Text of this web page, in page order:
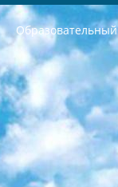
РЕСПУБЛИКА УЗБЕКИСТАН МИНИСТРЕРСТВО ДОШКОЛЬНОГО И ШКОЛЬНОГО ОБРАЗОВАНИЯ КОМАНДА в общеобразовательных учреждениях в 2023-2024 учебном году организация и проведение итоговой государственной аттестации обучающихся о Министра дошкольного и школьного образования Республики Узбекистан от 4 марта 2008 года (постановлением Минюста от 20 марта 2008 года № 1778 государственной регистрации) «Итоговое состояние учащихся общего среднего образования на основании положения об утверждении положения об аттестации общего среднего образования выпускной экзамен студентов в образовательных учреждениях в 2023-2024 учебном году В целях организации и прохождения аттестации приказываю: 1. Следующее: перечень предметов, по которым будет проводиться итоговая государственная аттестация и экзамен формы перевода согласно приложению 1; сертификаты международного образца, оценивающие уровень владения иностранными языками перечень согласно приложению 2; 2. Педагогический при специализированных образовательных учреждениях. научно-практический центр квалификации и международной оценки (Д.Давидова) 2024 г. До 25 марта: задания по предметам, по которым будет проводиться итоговая аттестация разработка и утверждение технических условий; итоговая аттестация на основании разработанного предметного задания разработка вопросов по предметам (устно и письменно), экзамен передача; общеобразовательные средние школы и специальные учебные заведения учащиеся выпускных классов школ и интернатов в агентской системе подготовка базы данных экзаменационных материалов и критериев оценки; перевод базы экзаменационных материалов на все языки обучения подать в Республиканский образовательный центр для изготовления; варианты экзаменов на основе разработанных контрольных материалов пусть будут поставлены задачи формирования. 3. Республиканский образовательный центр (Ш.Худайкулов) до 5 апреля 2024 года. до: база данных предоставленных экзаменационных материалов на все языки обучения перевод и экспертиза; для слепых, слабовидящих, глухих, слабослышащих и умственно отсталых детей учащиеся выпускных классов специализированных школ и школ-интернатов база данных экзаменационных материалов на всех преподаваемых языках подготовка критериев оценки; специализированные школы для умственно отсталых детей и технологии для учащихся выпускных классов школ-интернатов разработка соответствующих рекомендаций и критериев проведения ЕГЭ по естествознанию давать задания. 4. Педагогический при специализированных образовательных учреждениях. Научно-практический центр навыков и международной оценки (Д.Давидова), Республика образовательный центр (Худайкулов Ш.) итоговый государственный аттестационный экзамен ориентирован на творческое и логическое мышление при подготовке базы материалов учитывать введение заданий. 5. Следует отметить, что: сертификат государственного образца о знании общеобразовательного предмета и как минимум национальный уровень B1 по предметам на иностранных языках, указанным в Приложении 2. или международно признанный сертификат эквивалентного уровня студенты, изучающие определенный предмет, освобождаются от экзамена; по соответствующим предметам запланирована итоговая государственная аттестация за день до дня, путем жеребьевки Рабочей группой (в письменной форме по предметам, проводимым в форме) из числа сформированных вариантов выбрано 2 варианта; 2 выбранных варианта экзамена анонсированы на официальном сайте министерства и все выпускники по всей стране на основе этих вариантов проводит итоговую государственную аттестацию. 6.